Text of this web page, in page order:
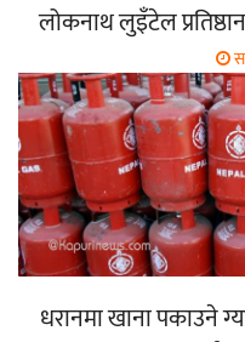
लोकनाथ लुइँटेल
धरानमा खाना पकाउने